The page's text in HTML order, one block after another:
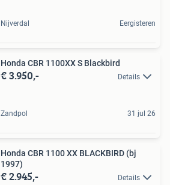
Nijverdal Eergisteren
Honda CBR 1100XX S Blackbird
€ 3.950,- Details
Zandpol 31 jul 26
Honda CBR 1100 XX BLACKBIRD (bj
1997)
€ 2.945,- Details